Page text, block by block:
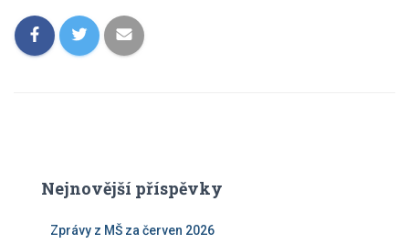
Nejnovější příspěvky
Zprávy z MŠ za červen 2026